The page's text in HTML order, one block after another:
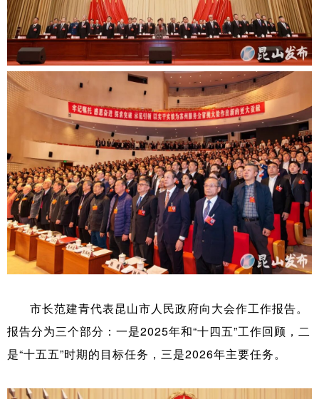
市长范建青代表昆山市人民政府向大会作工作报告。
报告分为三个部分：一是2025年和“十四五”工作回顾，二
是“十五五”时期的目标任务，三是2026年主要任务。